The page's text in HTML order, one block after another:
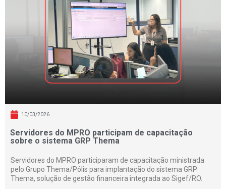
10/03/2026
Servidores do MPRO participam de capacitação
sobre o sistema GRP Thema
Servidores do MPRO participaram de capacitação ministrada
pelo Grupo Thema/Pólis para implantação do sistema GRP
Thema, solução de gestão financeira integrada ao Sigef/RO.